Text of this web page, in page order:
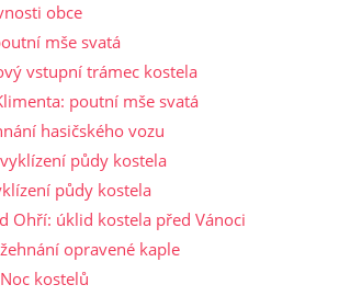
obce
mše svatá
vstupní trámec kostela
poutní mše svatá
hasičského vozu
půdy kostela
půdy kostela
Ohří: úklid kostela před Vánoci
opravené kaple
kostelů